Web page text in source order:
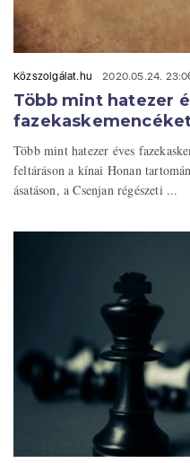
Közszolgálat.hu 2020.05.24.
Több mint hatezer
Több mint hatezer éves
feltáráson a kínai Honan
ásatáson, a Csenjan régészeti ...